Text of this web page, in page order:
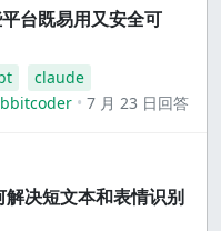
台既易用又安全可
claude
7 月 23 日回答
决短文本和表情识别